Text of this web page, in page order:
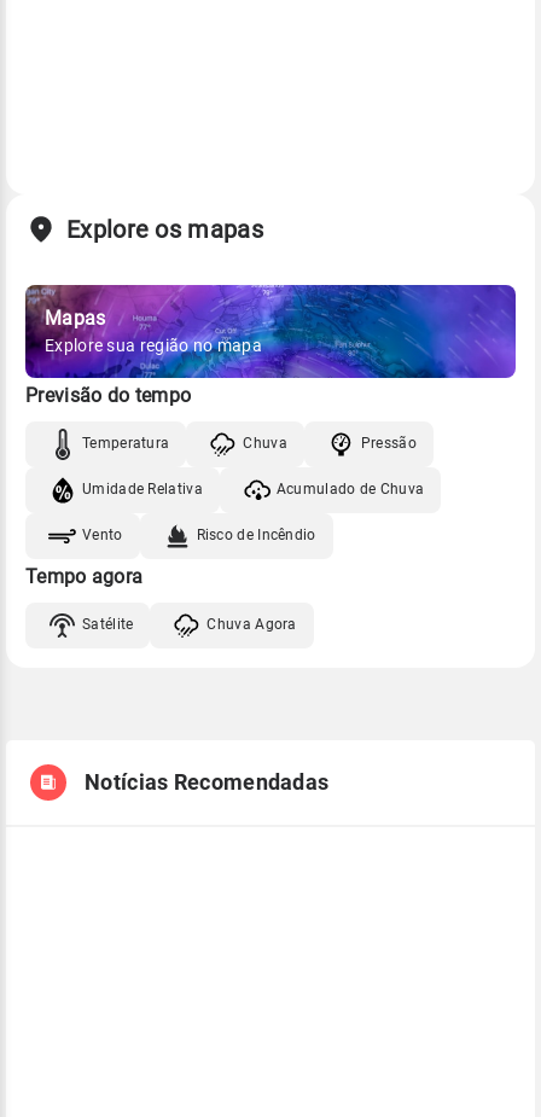
Explore os mapas
Mapas
Explore sua região no mapa
Previsão do tempo
Temperatura Chuva Pressão
Umidade Relativa Acumulado de Chuva
Vento Risco de Incêndio
Tempo agora
Satélite Chuva Agora
Notícias Recomendadas